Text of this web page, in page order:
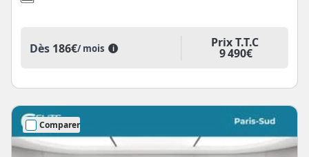
Dès 186€/ mois i Prix T.T.C
9 490€
Comparer